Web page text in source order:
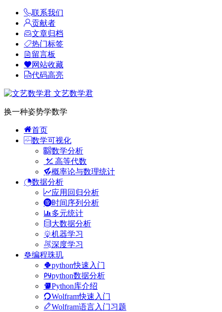
联系我们
贡献者
文章归档
热门标签
留言板
网站收藏
代码高亮
文艺数学君
换一种姿势学数学
首页
数学可视化
数学分析
高等代数
概率论与数理统计
数据分析
应用回归分析
时间序列分析
多元统计
大数据分析
机器学习
深度学习
编程珠玑
python快速入门
python数据分析
Python库介绍
Wolfram快速入门
Wolfram语言入门习题